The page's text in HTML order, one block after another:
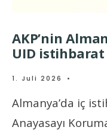
AKP’nin
UID
1. Juli 2026 •
Almanya’da iç
Anayasayı